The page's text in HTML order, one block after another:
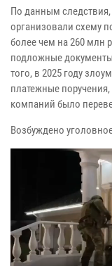
По данным следствия,
организовали схему
более чем на 260 млн
подложные
того, в 2025 году
платежные
компаний было
Возбуждено